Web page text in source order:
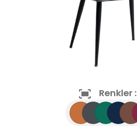
Renkler :